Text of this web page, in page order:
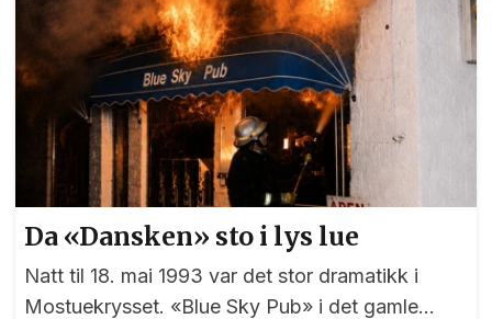
Da «Dansken» sto i lys lue
Natt til 18. mai 1993 var det stor dramatikk i
Mostuekrysset. «Blue Sky Pub» i det gamle